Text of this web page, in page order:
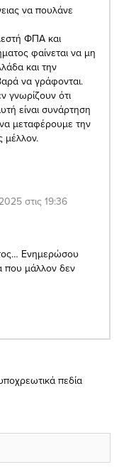
να πουλάνε
ΦΠΑ και
φαίνεται να μη
και την
να γράφονται.
γνωρίζουν ότι
είναι συνάρτηση
μεταφέρουμε την
μέλλον.
στις 19:36
Ενημερώσου
που μάλλον δεν
πεδία